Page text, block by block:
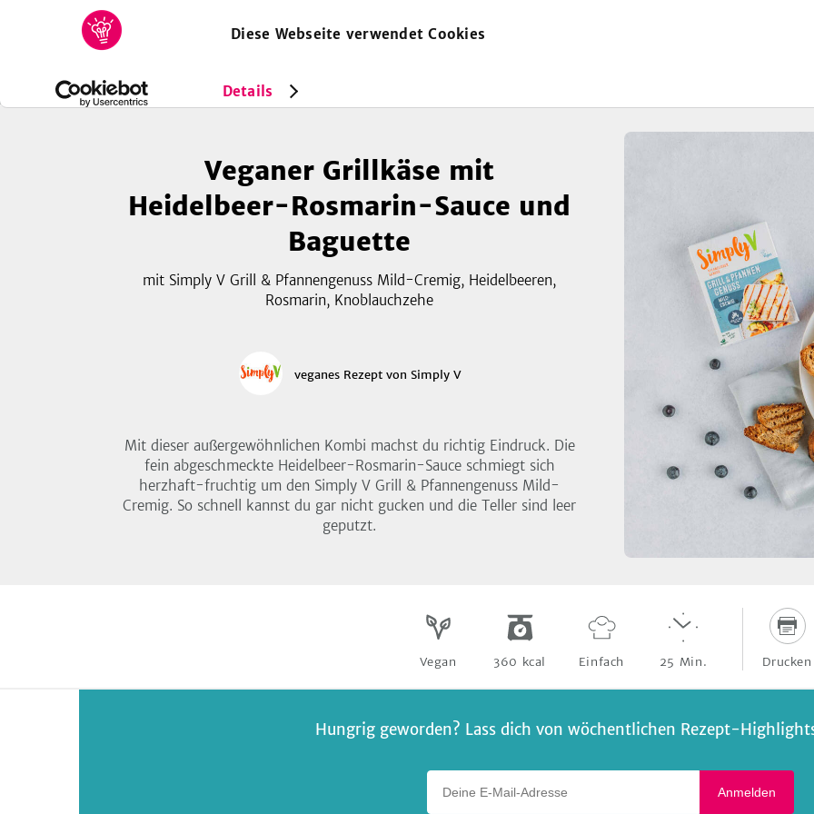
Diese Webseite verwendet Cookies
Details
REZEPTE SAMMLUNGEN MAGAZIN
Rezepte Vegan Veganer Grillkäse mit Heidelbeer-Rosmarin-Sauce und Baguette
Veganer Grillkäse mit
Heidelbeer-Rosmarin-Sauce und
Baguette
mit Simply V Grill & Pfannengenuss Mild-Cremig, Heidelbeeren,
Rosmarin, Knoblauchzehe
veganes Rezeptvon Simply V
Mit dieser außergewöhnlichen Kombi machst du richtig Eindruck. Die
fein abgeschmeckte Heidelbeer-Rosmarin-Sauce schmiegt sich
herzhaft-fruchtig um den Simply V Grill & Pfannengenuss Mild-
Cremig. So schnell kannst du gar nicht gucken und die Teller sind leer
geputzt.
Vegan 360 kcal Einfach 25 Min. Drucken
Hungrig geworden? Lass dich von wöchentlichen Rezept-
Anmelden